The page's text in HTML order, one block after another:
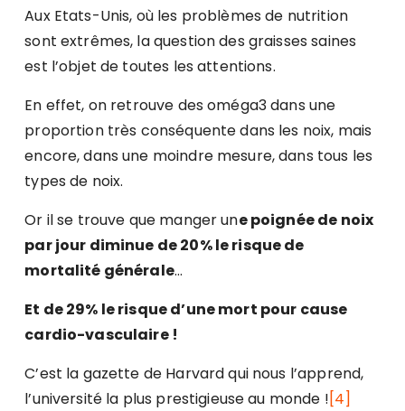
Aux Etats-Unis, où les problèmes de nutrition
sont extrêmes, la question des graisses saines
est l’objet de toutes les attentions.
En effet, on retrouve des oméga3 dans une
proportion très conséquente dans les noix, mais
encore, dans une moindre mesure, dans tous les
types de noix.
Or il se trouve que manger une poignée de noix
par jour diminue de 20% le risque de
mortalité générale…
Et de 29% le risque d’une mort pour cause
cardio-vasculaire !
C’est la gazette de Harvard qui nous l’apprend,
l’université la plus prestigieuse au monde ![4]